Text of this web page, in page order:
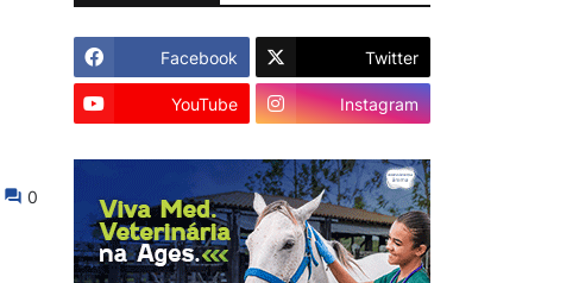
0
Facebook Twitter
YouTube Instagram